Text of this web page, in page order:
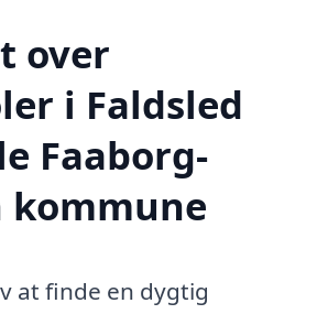
over
i Faldsled
Faaborg-
at finde en dygtig